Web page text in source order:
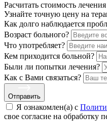
Расчитать стоимость лечения
Узнайте точную цену на
Как долго наблюдается
Возраст больного?
Что употребляет?
Кем приходится больной?
Были ли попытки лечения?
Как с Вами связаться?
Отправить
Я ознакомлен(а) с
свое cогласие на обработку